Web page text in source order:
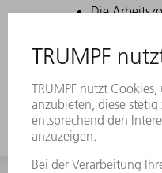
Die
Wunsch